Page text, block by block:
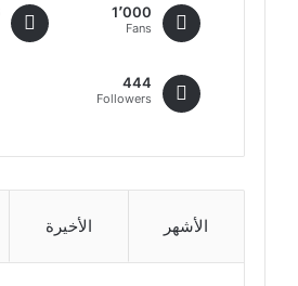
1٬000
Fans
444
Followers
الأشهر الأخيرة